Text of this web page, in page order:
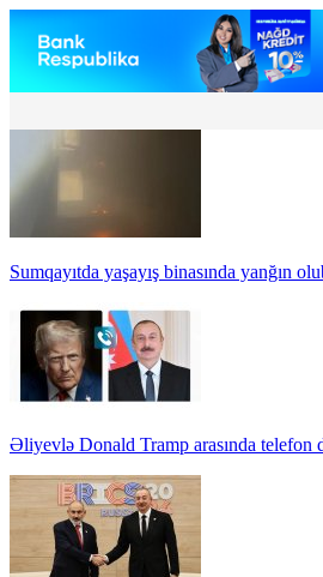
Sumqayıtda yaşayış binasında yanğın
Əliyevlə Donald Tramp arasında telefon